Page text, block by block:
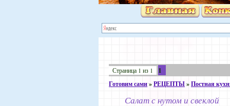
Страница 1 из 1 1
Готовим сами»РЕЦЕПТЫ»Постная
Салат с нутом и свеклой